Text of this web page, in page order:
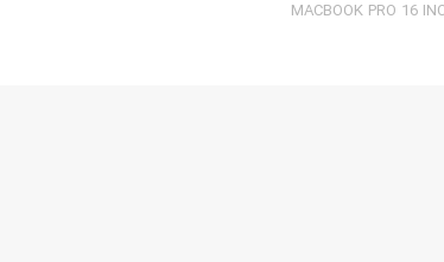
MACBOOK PRO 16